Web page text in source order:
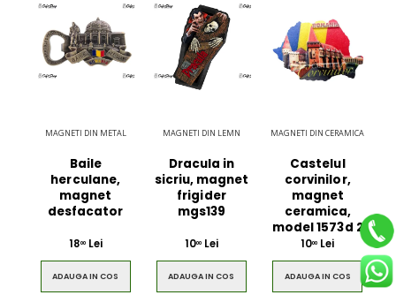
MAGNETI DIN METAL
Baile
herculane,
magnet
desfacator
1800Lei
ADAUGA IN COS
MAGNETI DIN LEMN
Dracula in
sicriu, magnet
frigider
mgs139
1000Lei
ADAUGA IN COS
MAGNETI DIN CERAMICA
Castelul
corvinilor,
magnet
ceramica,
model 1573d 2
1000 Lei
ADAUGA IN COS